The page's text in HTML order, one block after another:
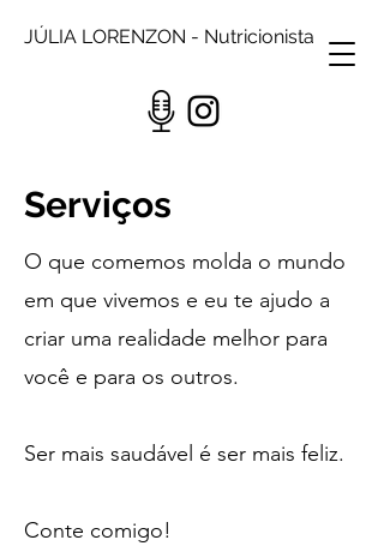
JÚLIA LORENZON - Nutricionista
Serviços
O que comemos molda o mundo
em que vivemos e eu te ajudo a
criar uma realidade melhor para
você e para os outros.
Ser mais saudável é ser mais feliz.
Conte comigo!